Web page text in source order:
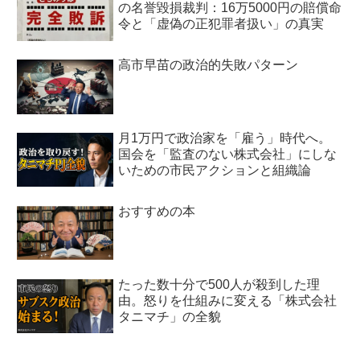
の名誉毀損裁判：16万5000円の賠償命
令と「虚偽の正犯罪者扱い」の真実
高市早苗の政治的失敗パターン
月1万円で政治家を「雇う」時代へ。
国会を「監査のない株式会社」にしな
いための市民アクションと組織論
おすすめの本
たった数十分で500人が殺到した理
由。怒りを仕組みに変える「株式会社
タニマチ」の全貌